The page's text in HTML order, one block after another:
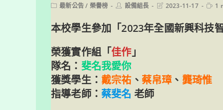
Post最新公告/ 榮譽榜
Post設備組長
Post2023-11-17 1
本校學生參加「2023年全國新興科技
榮獲實作組「佳作」
隊名： 斐名我愛你
獲獎學生： 戴宗祐 、 蔡帛璋 、 龔琦惟
指導老師： 蔡斐名 老師